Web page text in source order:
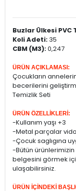
Buzlar Ülkesi PVC
Koli Adeti:35
CBM (M3):0,247
ÜRÜN AÇIKLAMASI:
Çocukların
becerilerini
Temizlik Seti
ÜRÜN ÖZELLİKLERİ:
-Kullanım yaşı +3
-Metal parçalar
-Çocuk saglıgına
-Bütün
belgesini görmek
ulaşabilirsiniz.
ÜRÜN İÇİNDEKİ